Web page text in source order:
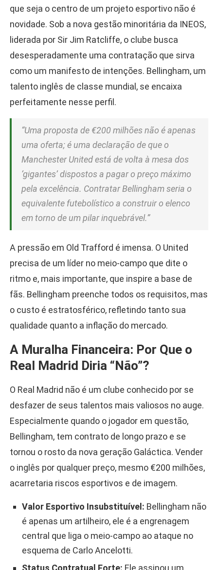
que seja o centro de um projeto esportivo não é
novidade. Sob a nova gestão minoritária da INEOS,
liderada por Sir Jim Ratcliffe, o clube busca
desesperadamente uma contratação que sirva
como um manifesto de intenções. Bellingham, um
talento inglês de classe mundial, se encaixa
perfeitamente nesse perfil.
“Uma proposta de €200 milhões não é apenas
uma oferta; é uma declaração de que o
Manchester United está de volta à mesa dos
‘gigantes’ dispostos a pagar o preço máximo
pela excelência. Contratar Bellingham seria o
equivalente futebolístico a construir o elenco
em torno de um pilar inquebrável.”
A pressão em Old Trafford é imensa. O United
precisa de um líder no meio-campo que dite o
ritmo e, mais importante, que inspire a base de
fãs. Bellingham preenche todos os requisitos, mas
o custo é estratosférico, refletindo tanto sua
qualidade quanto a inflação do mercado.
A Muralha Financeira: Por Que o
Real Madrid Diria “Não”?
O Real Madrid não é um clube conhecido por se
desfazer de seus talentos mais valiosos no auge.
Especialmente quando o jogador em questão,
Bellingham, tem contrato de longo prazo e se
tornou o rosto da nova geração Galáctica. Vender
o inglês por qualquer preço, mesmo €200 milhões,
acarretaria riscos esportivos e de imagem.
Valor Esportivo Insubstituível: Bellingham não
é apenas um artilheiro, ele é a engrenagem
central que liga o meio-campo ao ataque no
esquema de Carlo Ancelotti.